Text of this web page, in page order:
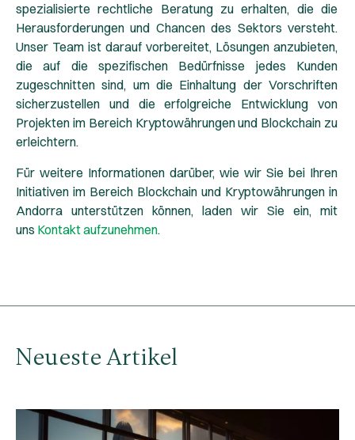
spezialisierte rechtliche Beratung zu erhalten, die die
Herausforderungen und Chancen des Sektors versteht.
Unser Team ist darauf vorbereitet, Lösungen anzubieten,
die auf die spezifischen Bedürfnisse jedes Kunden
zugeschnitten sind, um die Einhaltung der Vorschriften
sicherzustellen und die erfolgreiche Entwicklung von
Projekten im Bereich Kryptowährungen und Blockchain zu
erleichtern.
Für weitere Informationen darüber, wie wir Sie bei Ihren
Initiativen im Bereich Blockchain und Kryptowährungen in
Andorra unterstützen können, laden wir Sie ein, mit
uns Kontakt aufzunehmen.
Neueste Artikel